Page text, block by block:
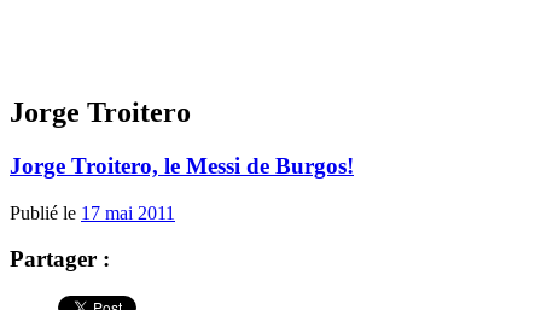
Jorge Troitero
Jorge Troitero, le Messi de Burgos!
Publié le 17 mai 2011
Partager :